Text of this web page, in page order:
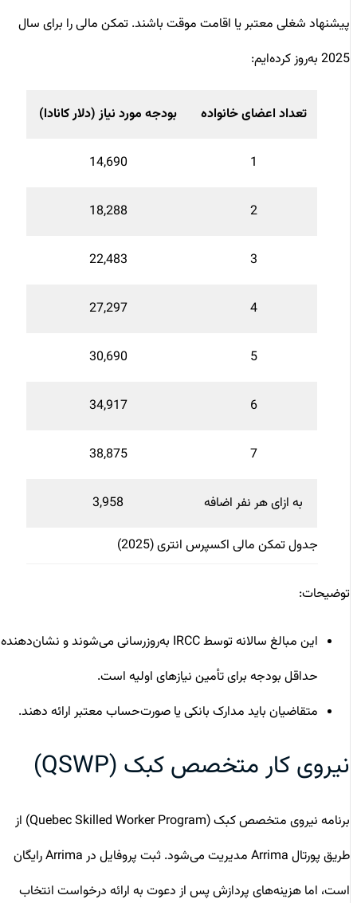
پیشنهاد شغلی معتبر یا اقامت موقت باشند. تمکن مالی را برای سال
2025 به‌روز کرده‌ایم:
تعداد اعضای خانواده بودجه مورد نیاز (دلار کانادا)
14,690
2
18,288
3
22,483
4
27,297
5
30,690
6
34,917
7
38,875
به ازای هر نفر اضافه 3,958
جدول تمکن مالی اکسپرس انتری (2025)
توضیحات:
این مبالغ سالانه توسط IRCC به‌روزرسانی می‌شوند و نشان‌دهنده
حداقل بودجه برای تأمین نیازهای اولیه است.
متقاضیان باید مدارک بانکی یا صورت‌حساب معتبر ارائه دهند.
نیروی کار متخصص کبک (QSWP)
برنامه نیروی متخصص کبک (Quebec Skilled Worker Program) از
طریق پورتال Arrima مدیریت می‌شود. ثبت پروفایل در Arrima رایگان
است، اما هزینه‌های پردازش پس از دعوت به ارائه درخواست انتخاب